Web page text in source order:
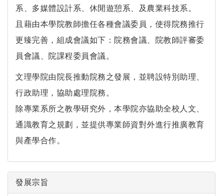
系、多媒體設計系、休閒遊憩系、及農業科技系。
且藉由本學院教師擔任各種會議委員，使得院務推行
更臻完善，組成會議如下：院務會議、院教師評審委
員會議、院課程委員會議。
文理學院由院長推動院務之發展，並聘設特別助理、
行政助理，協助處理院務。
除專業系所之教學研究外，本學院亦協助全校人文、
通識教育之規劃，並提供專業師資對外進行推廣教育
與產學合作。
發展宗旨